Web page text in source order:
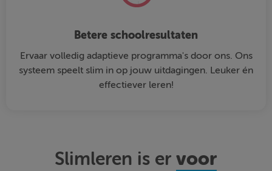
Betere schoolresultaten
Ervaar volledig adaptieve programma's door ons. Ons
systeem speelt slim in op jouw uitdagingen. Leuker én
effectiever leren!
Slimleren is ervoor